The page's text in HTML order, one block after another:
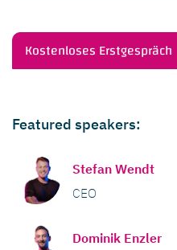
Kostenloses Erstgespräch
Featured speakers:
Stefan Wendt
CEO
Dominik Enzler